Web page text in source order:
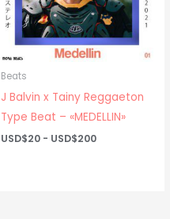
Beats
J Balvin x Tainy Reggaeton
Type Beat – «MEDELLIN»
USD$20 - USD$200Rango